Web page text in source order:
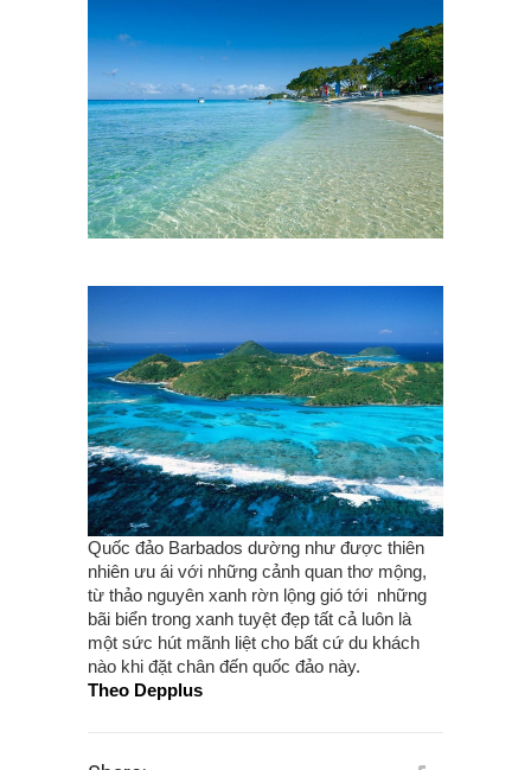
Quốc đảo Barbados dường như được thiên
nhiên ưu ái với những cảnh quan thơ mộng,
từ thảo nguyên xanh rờn lộng gió tới những
bãi biển trong xanh tuyệt đẹp tất cả luôn là
một sức hút mãnh liệt cho bất cứ du khách
nào khi đặt chân đến quốc đảo này.
Theo Depplus